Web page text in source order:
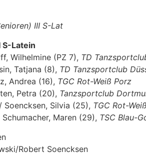
III S-Lat
S-Latein
Wilhelmine (PZ 7), TD
Tatjana (8), TD Tanzsportclub
Andrea (16), TGC Rot-Weiß Porz
Petra (20), Tanzsportclub
Soencksen, Silvia (25), TGC Rot-
Maren (29), TSC Blau-
Robert Soencksen